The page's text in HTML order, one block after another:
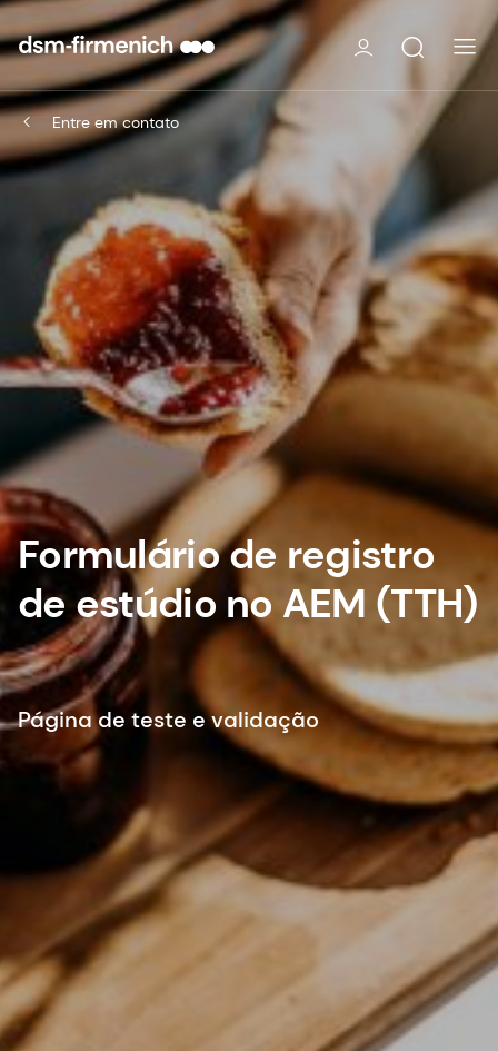
Entre em contato
Formulário de registro
de estúdio no AEM (TTH)
Página de teste e validação